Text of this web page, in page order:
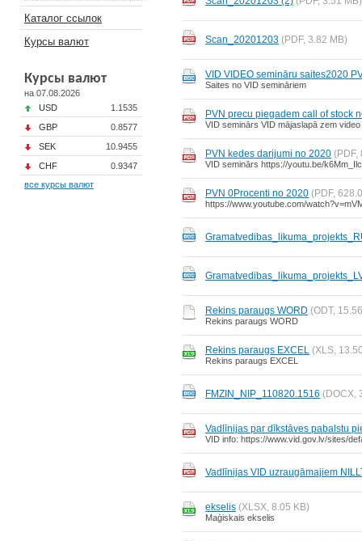
Каталог ссылок
Курсы валют
Курсы валют
на 07.08.2026
USD
1.1535
GBP
0.8577
SEK
10.9455
CHF
0.9347
все курсы валют
Scan_20201203 (PDF, 3.82 MB)
VID VIDEO semināru saites2020
Saites no VID semināriem
PVN precu piegadem call of stock
VID seminārs VID mājaslapā zem
PVN kedes darijumi no 2020 (PDF,
VID seminārs https://youtu.be/
PVN 0Procenti no 2020 (PDF,
https://www.youtube.com/
Rekins paraugs WORD (ODT,
Rekins paraugs WORD
Rekins paraugs EXCEL (XLS,
Rekins paraugs EXCEL
FMZIN_NIP_110820.1516 (DOCX,
Vadlīnijas par dīkstāves pabalstu
VID info: https://www.vid.gov.lv/sites/
Vadlīnijas VID uzraugāmajiem
ekselis (XLSX, 8.05 KB)
Maģiskais ekselis